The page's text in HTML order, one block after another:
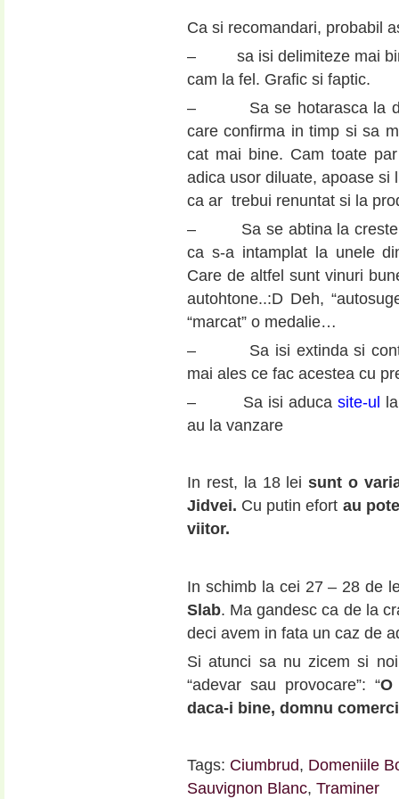
Ca si recomandari, probabil
– sa isi delimiteze mai
cam la fel. Grafic si faptic.
– Sa se hotarasca la
care confirma in timp si sa
cat mai bine. Cam toate
adica usor diluate, apoase
ca ar trebui renuntat si la
– Sa se abtina la cresteri
ca s-a intamplat la unele
Care de altfel sunt vinuri
autohtone..:D Deh,
“marcat” o medalie…
– Sa isi extinda si
mai ales ce fac acestea cu
– Sa isi aduca site-ul
au la vanzare
In rest, la 18 leisunt o
Jidvei. Cu putin efort au
viitor.
In schimb la cei 27 – 28 de
Slab. Ma gandesc ca de la
deci avem in fata un caz de
Si atunci sa nu zicem si
“adevar sau provocare”: “O
daca-i bine, domnu
Tags: Ciumbrud, Domeniile
Sauvignon Blanc, Traminer